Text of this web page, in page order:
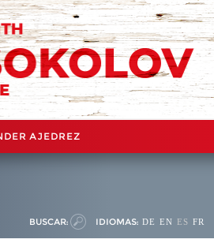
AJEDREZ
BUSCAR: IDIOMAS: DE EN ES FR